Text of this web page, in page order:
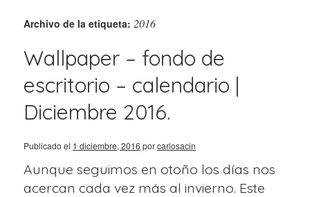
Archivo de la etiqueta: 2016
Wallpaper – fondo de
escritorio – calendario |
Diciembre 2016.
Publicado el 1 diciembre, 2016 porcarlosacin
Aunque seguimos en otoño los días nos
acercan cada vez más al invierno. Este